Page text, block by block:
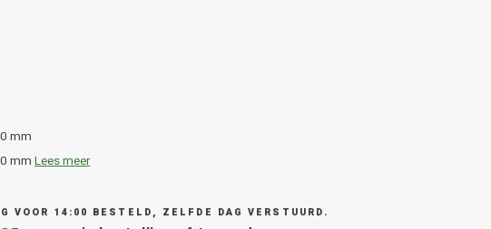
mm
mm Lees meer
VOOR 14:00 BESTELD, ZELFDE DAG VERSTUURD.